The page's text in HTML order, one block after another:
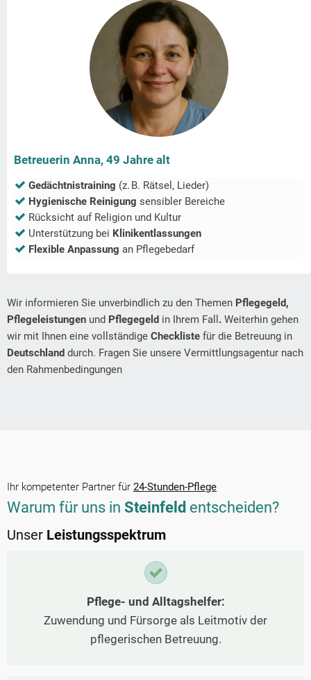
Betreuerin Anna, 49 Jahre alt
Gedächtnistraining (z. B. Rätsel, Lieder)
Hygienische Reinigung sensibler Bereiche
Rücksicht auf Religion und Kultur
Unterstützung bei Klinikentlassungen
Flexible Anpassung an Pflegebedarf
Wir informieren Sie unverbindlich zu den Themen Pflegegeld,
Pflegeleistungen und Pflegegeld in Ihrem Fall . Weiterhin gehen
wir mit Ihnen eine vollständige Checkliste für die Betreuung in
Deutschland durch. Fragen Sie unsere Vermittlungsagentur nach
den Rahmenbedingungen
Ihr kompetenter Partner für 24-Stunden-Pflege
Warum für uns in Steinfeld entscheiden?
Unser Leistungsspektrum
Pflege- und Alltagshelfer:
Zuwendung und Fürsorge als Leitmotiv der
pflegerischen Betreuung.